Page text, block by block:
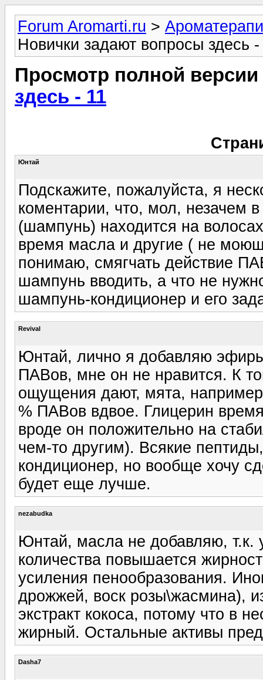
Forum Aromarti.ru >
Новички задают вопросы здесь -
Просмотр полной
здесь - 11
Юнтай
Подскажите, пожалуйста, я
коментарии, что, мол, незачем
(шампунь) находится на
время масла и другие ( не
понимаю, смягчать действие
шампунь вводить, а что не
шампунь-кондиционер и его
Revival
Юнтай, лично я добавляю
ПАВов, мне он не нравится. К
ощущения дают, мята,
% ПАВов вдвое. Глицерин
вроде он положительно на
чем-то другим). Всякие
кондиционер, но вообще хочу
будет еще лучше.
nezabudka
Юнтай, масла не добавляю, т.к.
количества повышается
усиления пенообразования.
дрожжей, воск розы\жасмина),
экстракт кокоса, потому что в
жирный. Остальные активы
Dasha7